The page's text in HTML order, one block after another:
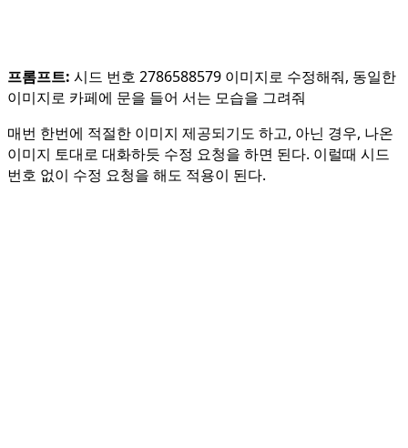
프롬프트: 시드 번호 2786588579 이미지로 수정해줘, 동일한
이미지로 카페에 문을 들어 서는 모습을 그려줘
매번 한번에 적절한 이미지 제공되기도 하고, 아닌 경우, 나온
이미지 토대로 대화하듯 수정 요청을 하면 된다. 이럴때 시드
번호 없이 수정 요청을 해도 적용이 된다.